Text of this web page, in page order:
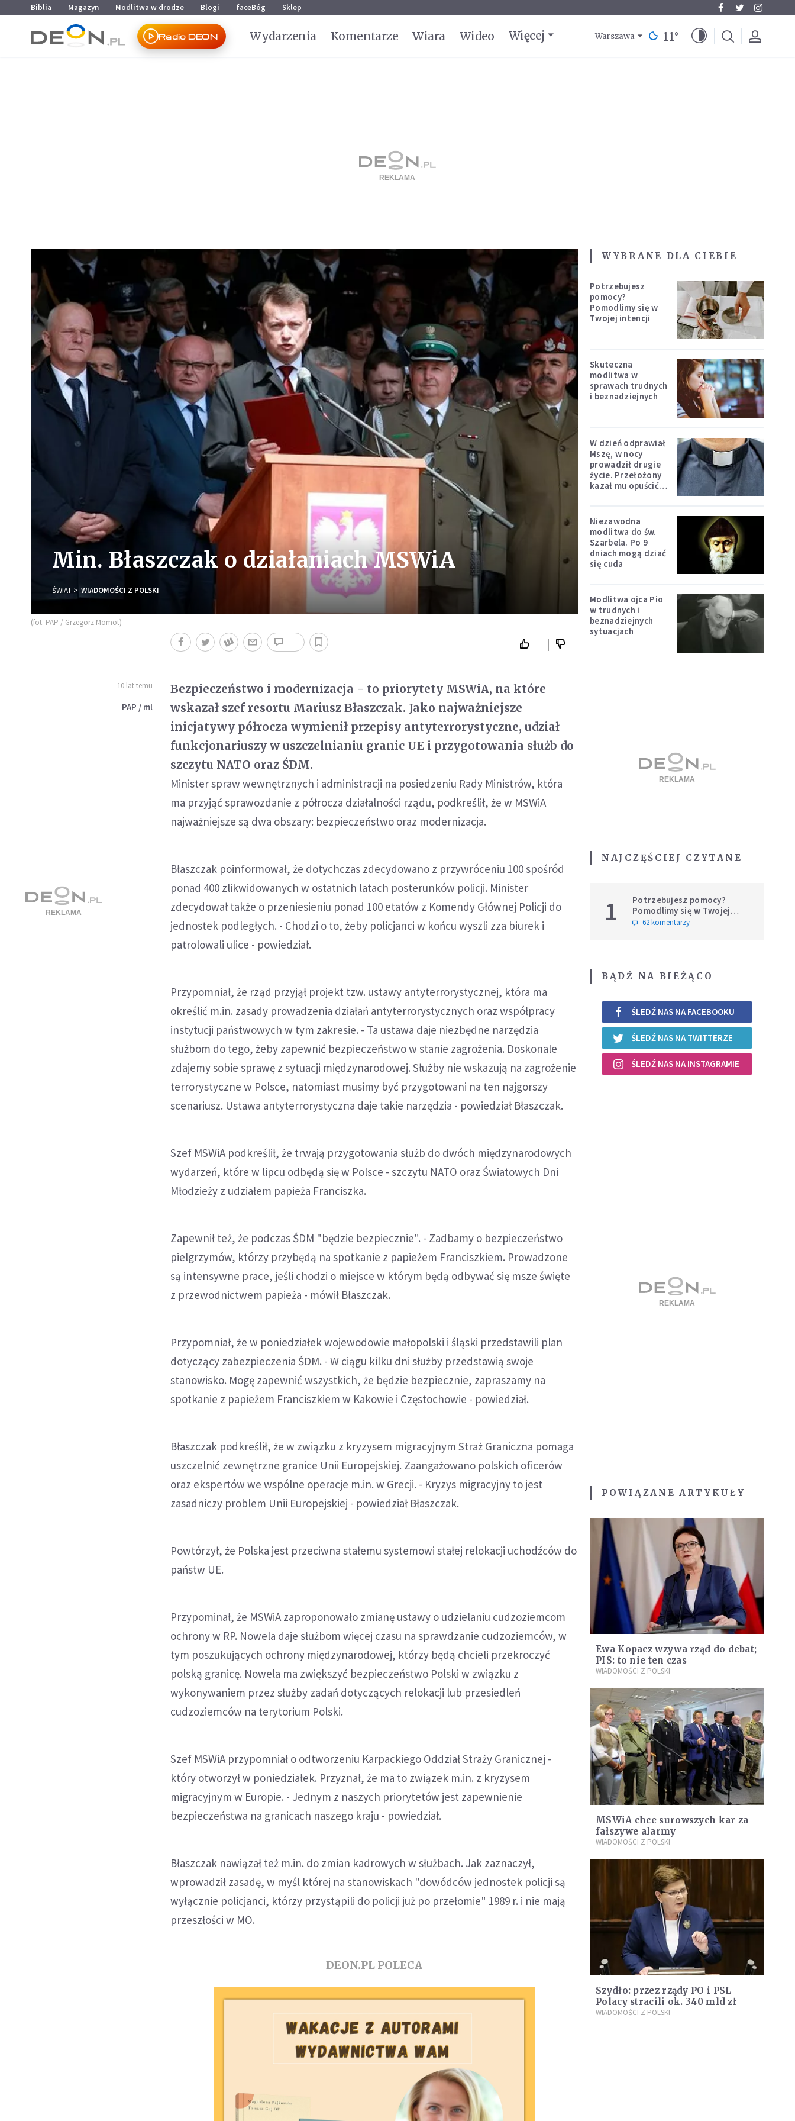
Przejdź do menu głównego
Przejdź do treści
Biblia Magazyn Modlitwa w drodze Blogi faceBóg Sklep
Radio DEON Wydarzenia Komentarze Wiara Wideo Więcej Warszawa 11°
Min. Błaszczak o działaniach MSWiA
ŚWIAT WIADOMOŚCI Z POLSKI
(fot. PAP / Grzegorz Momot)
10 lat temu
PAP / ml
Bezpieczeństwo i modernizacja - to priorytety MSWiA, na które
wskazał szef resortu Mariusz Błaszczak. Jako najważniejsze
inicjatywy półrocza wymienił przepisy antyterrorystyczne, udział
funkcjonariuszy w uszczelnianiu granic UE i przygotowania służb do
szczytu NATO oraz ŚDM.
Minister spraw wewnętrznych i administracji na posiedzeniu Rady Ministrów, która
ma przyjąć sprawozdanie z półrocza działalności rządu, podkreślił, że w MSWiA
najważniejsze są dwa obszary: bezpieczeństwo oraz modernizacja.
Błaszczak poinformował, że dotychczas zdecydowano z przywróceniu 100 spośród
ponad 400 zlikwidowanych w ostatnich latach posterunków policji. Minister
zdecydował także o przeniesieniu ponad 100 etatów z Komendy Głównej Policji do
jednostek podległych. - Chodzi o to, żeby policjanci w końcu wyszli zza biurek i
patrolowali ulice - powiedział.
Przypomniał, że rząd przyjął projekt tzw. ustawy antyterrorystycznej, która ma
określić m.in. zasady prowadzenia działań antyterrorystycznych oraz współpracy
instytucji państwowych w tym zakresie. - Ta ustawa daje niezbędne narzędzia
służbom do tego, żeby zapewnić bezpieczeństwo w stanie zagrożenia. Doskonale
zdajemy sobie sprawę z sytuacji międzynarodowej. Służby nie wskazują na zagrożenie
terrorystyczne w Polsce, natomiast musimy być przygotowani na ten najgorszy
scenariusz. Ustawa antyterrorystyczna daje takie narzędzia - powiedział Błaszczak.
Szef MSWiA podkreślił, że trwają przygotowania służb do dwóch międzynarodowych
wydarzeń, które w lipcu odbędą się w Polsce - szczytu NATO oraz Światowych Dni
Młodzieży z udziałem papieża Franciszka.
Zapewnił też, że podczas ŚDM "będzie bezpiecznie". - Zadbamy o bezpieczeństwo
pielgrzymów, którzy przybędą na spotkanie z papieżem Franciszkiem. Prowadzone
są intensywne prace, jeśli chodzi o miejsce w którym będą odbywać się msze święte
z przewodnictwem papieża - mówił Błaszczak.
Przypomniał, że w poniedziałek wojewodowie małopolski i śląski przedstawili plan
dotyczący zabezpieczenia ŚDM. - W ciągu kilku dni służby przedstawią swoje
stanowisko. Mogę zapewnić wszystkich, że będzie bezpiecznie, zapraszamy na
spotkanie z papieżem Franciszkiem w Kakowie i Częstochowie - powiedział.
Błaszczak podkreślił, że w związku z kryzysem migracyjnym Straż Graniczna pomaga
uszczelnić zewnętrzne granice Unii Europejskiej. Zaangażowano polskich oficerów
oraz ekspertów we wspólne operacje m.in. w Grecji. - Kryzys migracyjny to jest
zasadniczy problem Unii Europejskiej - powiedział Błaszczak.
Powtórzył, że Polska jest przeciwna stałemu systemowi stałej relokacji uchodźców do
państw UE.
Przypominał, że MSWiA zaproponowało zmianę ustawy o udzielaniu cudzoziemcom
ochrony w RP. Nowela daje służbom więcej czasu na sprawdzanie cudzoziemców, w
tym poszukujących ochrony międzynarodowej, którzy będą chcieli przekroczyć
polską granicę. Nowela ma zwiększyć bezpieczeństwo Polski w związku z
wykonywaniem przez służby zadań dotyczących relokacji lub przesiedleń
cudzoziemców na terytorium Polski.
Szef MSWiA przypomniał o odtworzeniu Karpackiego Oddział Straży Granicznej -
który otworzył w poniedziałek. Przyznał, że ma to związek m.in. z kryzysem
migracyjnym w Europie. - Jednym z naszych priorytetów jest zapewnienie
bezpieczeństwa na granicach naszego kraju - powiedział.
Błaszczak nawiązał też m.in. do zmian kadrowych w służbach. Jak zaznaczył,
wprowadził zasadę, w myśl której na stanowiskach "dowódców jednostek policji są
wyłącznie policjanci, którzy przystąpili do policji już po przełomie" 1989 r. i nie mają
przeszłości w MO.
DEON.PL POLECA
WYBRANE DLA CIEBIE
Potrzebujesz
pomocy?
Pomodlimy się w
Twojej intencji
Skuteczna
modlitwa w
sprawach trudnych
i beznadziejnych
W dzień odprawiał
Mszę, w nocy
prowadził drugie
życie. Przełożony
kazał mu opuścić
Niezawodna
modlitwa do św.
Szarbela. Po 9
dniach mogą dziać
się cuda
Modlitwa ojca Pio
w trudnych i
beznadziejnych
sytuacjach
NAJCZĘŚCIEJ CZYTANE
1
Potrzebujesz pomocy?
Pomodlimy się w Twojej
intencji
62 komentarzy
BĄDŹ NA BIEŻĄCO
ŚLEDŹ NAS NA FACEBOOKU
ŚLEDŹ NAS NA TWITTERZE
ŚLEDŹ NAS NA INSTAGRAMIE
POWIĄZANE ARTYKUŁY
Ewa Kopacz wzywa rząd do debat;
PIS: to nie ten czas
WIADOMOŚCI Z POLSKI
MSWiA chce surowszych kar za
fałszywe alarmy
WIADOMOŚCI Z POLSKI
Szydło: przez rządy PO i PSL
Polacy stracili ok. 340 mld zł
WIADOMOŚCI Z POLSKI